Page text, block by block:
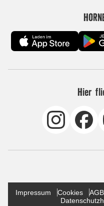
Hier
Impressum Cookies AGB